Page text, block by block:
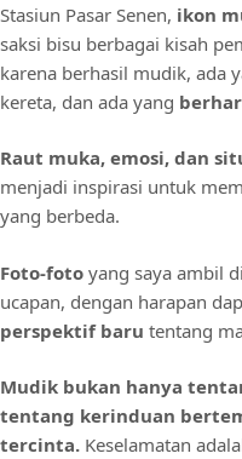
Stasiun Pasar Senen, ikon
saksi bisu berbagai kisah
karena berhasil mudik, ada
kereta, dan ada yang
Raut muka, emosi, dan
menjadi inspirasi untuk
yang berbeda.
Foto-foto yang saya ambil
ucapan, dengan harapan
perspektif baru tentang
Mudik bukan hanya
tentang kerinduan
tercinta. Keselamatan